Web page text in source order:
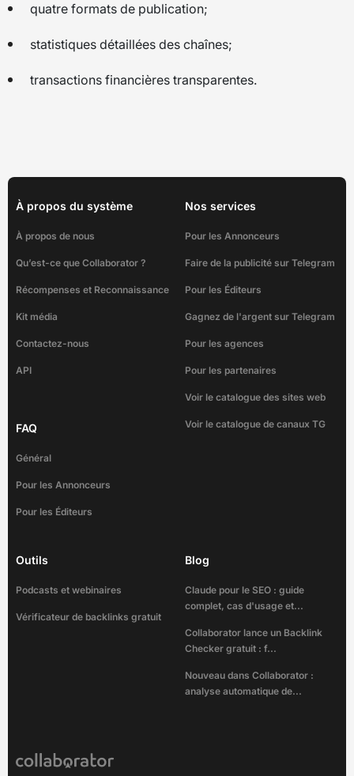
quatre formats de publication;
statistiques détaillées des chaînes;
transactions financières transparentes.
À propos du système
À propos de nous
Qu’est-ce que Collaborator ?
Récompenses et Reconnaissance
Kit média
Contactez-nous
API
FAQ
Général
Pour les Annonceurs
Pour les Éditeurs
Nos services
Pour les Annonceurs
Faire de la publicité sur Telegram
Pour les Éditeurs
Gagnez de l'argent sur Telegram
Pour les agences
Pour les partenaires
Voir le catalogue des sites web
Voir le catalogue de canaux TG
Outils
Podcasts et webinaires
Vérificateur de backlinks gratuit
Blog
Claude pour le SEO : guide
complet, cas d'usage et...
Collaborator lance un Backlink
Checker gratuit : f...
Nouveau dans Collaborator :
analyse automatique de...